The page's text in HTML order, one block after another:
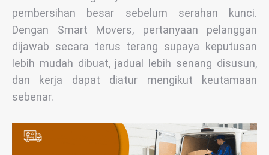
pembersihan besar sebelum serahan kunci.
Dengan Smart Movers, pertanyaan pelanggan
dijawab secara terus terang supaya keputusan
lebih mudah dibuat, jadual lebih senang disusun,
dan kerja dapat diatur mengikut keutamaan
sebenar.